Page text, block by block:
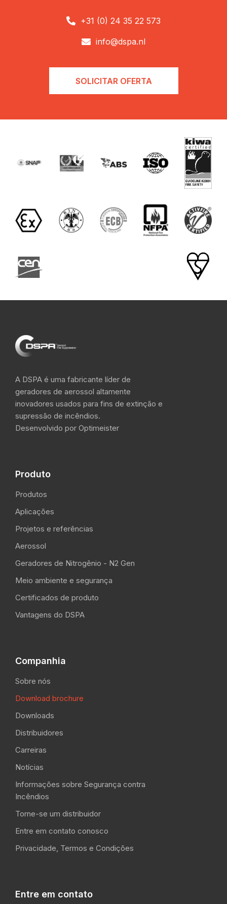
 +31 (0) 24 35 22 573
 info@dspa.nl
SOLICITAR OFERTA
A DSPA é uma fabricante líder de
geradores de aerossol altamente
inovadores usados para fins de extinção e
supressão de incêndios.
Desenvolvido por Optimeister
Produto
Produtos
Aplicações
Projetos e referências
Aerossol
Geradores de Nitrogênio - N2 Gen
Meio ambiente e segurança
Certificados de produto
Vantagens do DSPA
Companhia
Sobre nós
Download brochure
Downloads
Distribuidores
Carreiras
Notícias
Informações sobre Segurança contra
Incêndios
Torne-se um distribuidor
Entre em contato conosco
Privacidade, Termos e Condições
Entre em contato